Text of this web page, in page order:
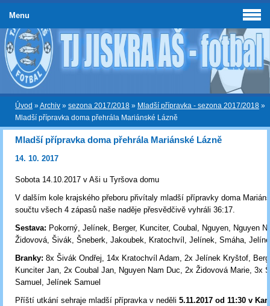
Úvod »Archiv » sezona 2017/2018 » Mladší přípravka - sezona 2017/2018 »
Mladší přípravka doma přehrála Mariánské Lázně
Mladší přípravka doma přehrála Mariánské Lázně
14. 10. 2017
Sobota 14.10.2017 v Aši u Tyršova domu
V dalším kole krajského přeboru přivítaly mladší přípravky doma
součtu všech 4 zápasů naše naděje přesvědčivě vyhráli 36:17.
Sestava: Pokorný, Jelínek, Berger, Kunciter, Coubal, Nguyen, Nguyen
Židovová, Šivák, Šneberk, Jakoubek, Kratochvíl, Jelínek, Smáha,
Branky: 8x Šivák Ondřej, 14x Kratochvíl Adam, 2x Jelínek Kryštof,
Kunciter Jan, 2x Coubal Jan, Nguyen Nam Duc, 2x Židovová Marie, 3x
Samuel, Jelínek Samuel
Příští utkání sehraje mladší přípravka v neděli 5.11.2017 od 11:30 v
Menu